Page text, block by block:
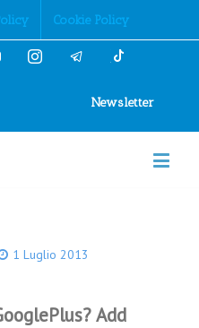
Cookie Policy
YouTubeInstagram
Newsletter
1 Luglio 2013
Add
Cookies Policy